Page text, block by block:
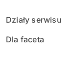
Działy serwisu
Dla faceta